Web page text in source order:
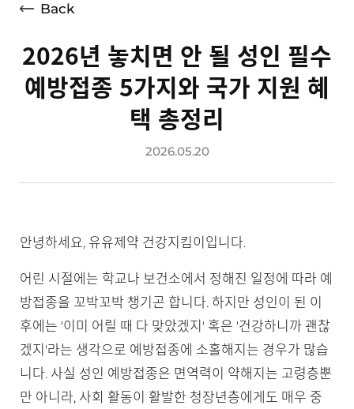
Back
2026년 놓치면 안 될 성인 필수
예방접종 5가지와 국가 지원 혜
택 총정리
2026.05.20
안녕하세요, 유유제약 건강지킴이입니다.
어린 시절에는 학교나 보건소에서 정해진 일정에 따라 예
방접종을 꼬박꼬박 챙기곤 합니다. 하지만 성인이 된 이
후에는 '이미 어릴 때 다 맞았겠지' 혹은 '건강하니까 괜찮
겠지'라는 생각으로 예방접종에 소홀해지는 경우가 많습
니다. 사실 성인 예방접종은 면역력이 약해지는 고령층뿐
만 아니라, 사회 활동이 활발한 청장년층에게도 매우 중